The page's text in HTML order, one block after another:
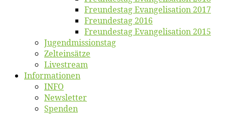
Freun­des­tag Evan­ge­li­sa­ti­on 2017
Freun­des­tag 2016
Freun­des­tag Evan­ge­li­sa­ti­on 2015
Jugend­mis­sions­tag
Zelt­ein­sät­ze
Live­stream
Informatio­nen
INFO
News­let­ter
Spen­den